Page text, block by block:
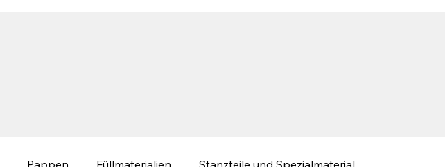
Pappen Füllmaterialien Stanzteile und Spezialmaterial